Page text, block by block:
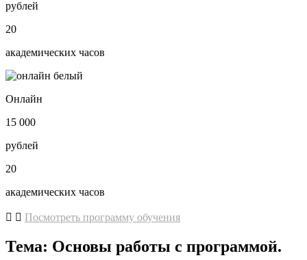
рублей
20
академических часов
Онлайн
15 000
рублей
20
академических часов
Посмотреть программу обучения
Тема: Основы работы с программой.